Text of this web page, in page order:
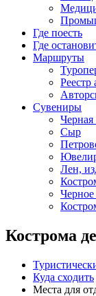
Где поесть
Где
Маршруты
Реестр
Сувениры
Черная
Сыр
Лен,
Кострома
Куда сходить
Места для